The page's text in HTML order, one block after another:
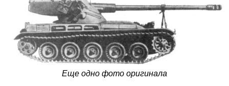
Еще одно фото оригинала